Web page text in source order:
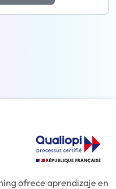
ofrece aprendizaje en